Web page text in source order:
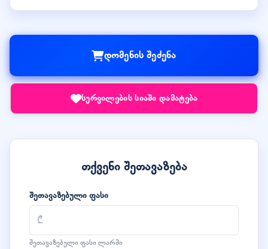
დომენის შეძენა
სურვილების სიაში დამატება
თქვენი შეთავაზება
შეთავაზებული ფასი
შეთავაზებული ფასი ლარში